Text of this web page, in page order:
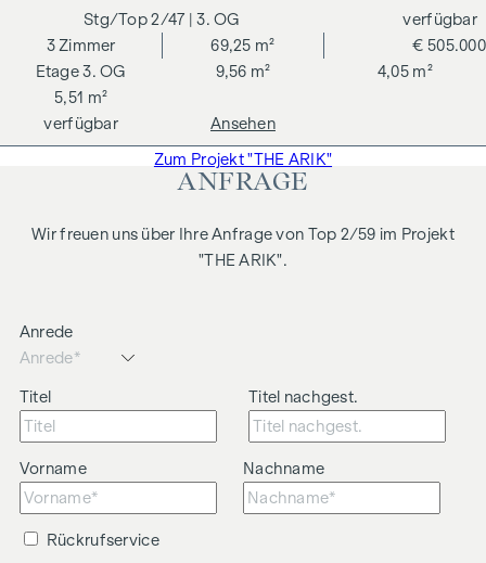
2/47 | 3. OG
3. OG
3Zimmer
69,25 m²
9,56 m²
4,05 m²
5,51 m²
€ 505.000
verfügbar
verfügbar
Ansehen
Zum Projekt "THE ARIK"
ANFRAGE
Wir freuen uns über Ihre Anfrage von Top 2/59 im Projekt
"THE ARIK".
Anrede
Titel Titel nachgest.
Vorname Nachname
Rückrufservice